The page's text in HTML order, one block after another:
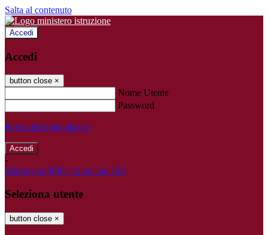
Salta al contenuto
Accedi
Accedi
button close ×
Nome Utente
Password
Password dimenticata?
-
Entra con SPID Entra con CIE
Seleziona utente
button close ×